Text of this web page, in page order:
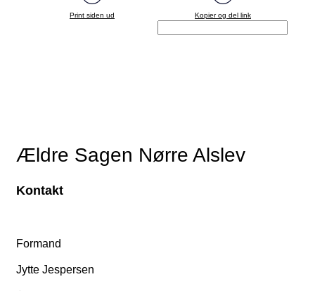
Print siden ud Kopier og del link
Ældre Sagen Nørre Alslev
Kontakt
Formand
Jytte Jespersen